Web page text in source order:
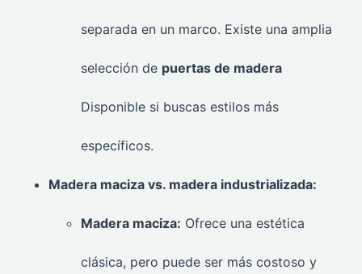
separada en un marco. Existe una amplia
selección de puertas de madera
Disponible si buscas estilos más
específicos.
Madera maciza vs. madera industrializada:
Madera maciza: Ofrece una estética
clásica, pero puede ser más costoso y